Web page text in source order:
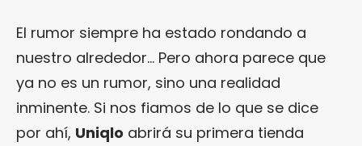
El rumor siempre ha estado rondando a
nuestro alrededor… Pero ahora parece que
ya no es un rumor, sino una realidad
inminente. Si nos fiamos de lo que se dice
por ahí, Uniqlo abrirá su primera tienda